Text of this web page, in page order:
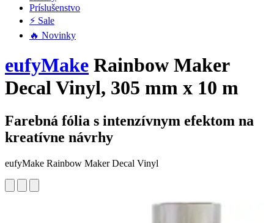
Príslušenstvo
⚡ Sale
🔥 Novinky
eufyMake Rainbow Maker
Decal Vinyl, 305 mm x 10 m
Farebná fólia s intenzívnym efektom na
kreatívne návrhy
eufyMake Rainbow Maker Decal Vinyl